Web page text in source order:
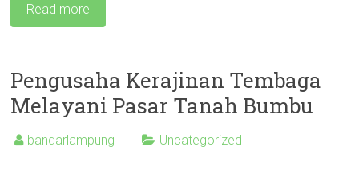
Read more
Pengusaha Kerajinan Tembaga
Melayani Pasar Tanah Bumbu
bandarlampung Uncategorized